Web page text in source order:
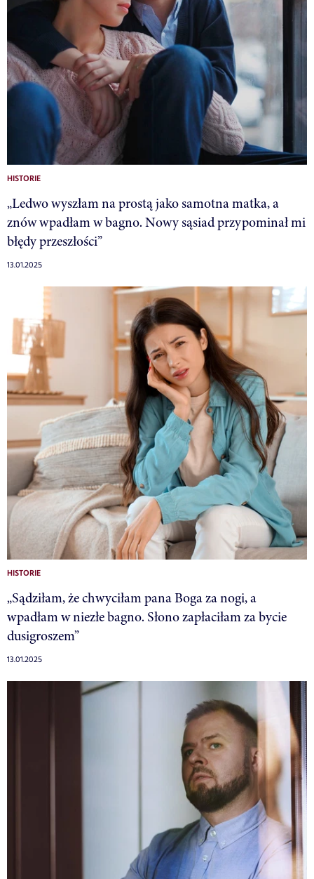
HISTORIE
„Ledwo wyszłam na prostą jako samotna matka, a
znów wpadłam w bagno. Nowy sąsiad przypominał mi
błędy przeszłości”
13.01.2025
HISTORIE
„Sądziłam, że chwyciłam pana Boga za nogi, a
wpadłam w niezłe bagno. Słono zapłaciłam za bycie
dusigroszem”
13.01.2025